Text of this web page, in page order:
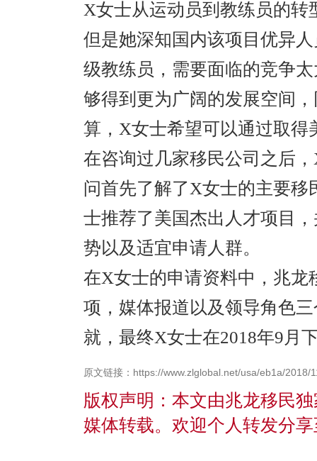
X女士从运动员到教练员的
但是她深知国内该项目优异
级教练员，需要面临的竞争
够得到更为广阔的发展空间
算， X女士希望可以通过取得
在咨询过几家移民公司之后，
问首先了解了X女士的主要移
士推荐了美国杰出人才项目
势以及适宜申请人群。
在X女士的申请资料中，兆龙
项，媒体报道以及领导角色
就，最终X女士在2018年9月
原文链接：https://www.zlglobal.net/usa/eb1a/2018/
版权声明：本文由兆龙移民
媒体转载。欢迎个人转发分